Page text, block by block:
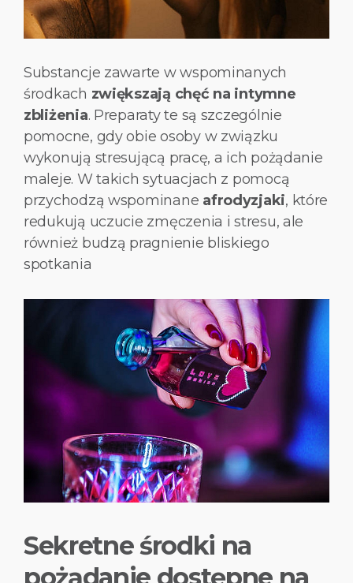
Substancje zawarte w wspominanych
środkach zwiększają chęć na intymne
zbliżenia. Preparaty te są szczególnie
pomocne, gdy obie osoby w związku
wykonują stresującą pracę, a ich pożądanie
maleje. W takich sytuacjach z pomocą
przychodzą wspominane afrodyzjaki, które
redukują uczucie zmęczenia i stresu, ale
również budzą pragnienie bliskiego
spotkania
Sekretne środki na